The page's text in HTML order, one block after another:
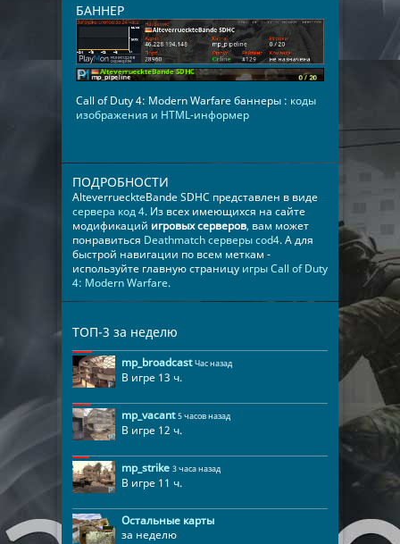
БАННЕР
Call of Duty 4: Modern Warfare баннеры : коды
изображения и HTML-информер
ПОДРОБНОСТИ
AlteverrueckteBande SDHC представлен в виде
сервера код 4. Из всех имеющихся на сайте
модификаций игровых серверов, вам может
понравиться Deathmatch серверы cod4. А для
быстрой навигации по всем меткам -
используйте главную страницу игры Call of Duty
4: Modern Warfare.
ТОП-3 за неделю
mp_broadcast Час назад
В игре 13 ч.
mp_vacant 5 часов назад
В игре 12 ч.
mp_strike 3 часа назад
В игре 11 ч.
Остальные карты
за неделю